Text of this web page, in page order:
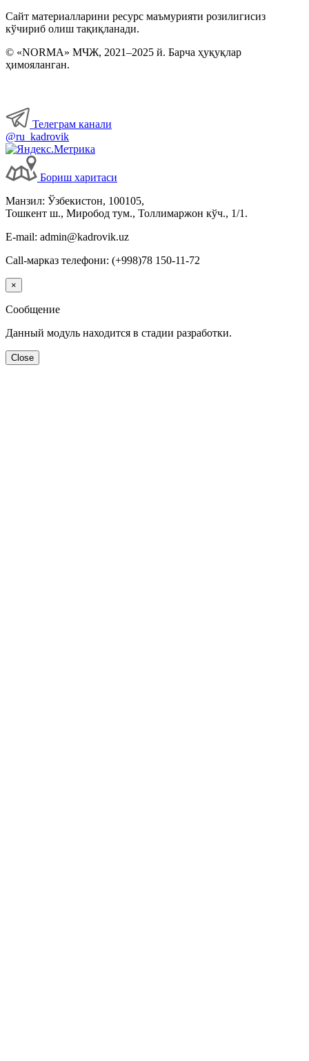
Сайт материалларини ресурс маъмурияти розилигисиз
кўчириб олиш тақиқланади.
© «NORMA» МЧЖ, 2021–2025 й. Барча ҳуқуқлар
ҳимояланган.
Телеграм канали
@ru_kadrovik
Бориш харитаси
Манзил: Ўзбекистон, 100105,
Тошкент ш., Миробод тум., Толлимаржон кўч., 1/1.
E-mail: admin@kadrovik.uz
Call-марказ телефони: (+998)78 150-11-72
×
Сообщение
Данный модуль находится в стадии разработки.
Close